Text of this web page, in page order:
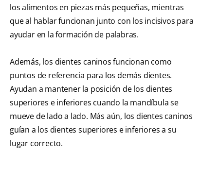
los alimentos en piezas más pequeñas, mientras
que al hablar funcionan junto con los incisivos para
ayudar en la formación de palabras.
Además, los dientes caninos funcionan como
puntos de referencia para los demás dientes.
Ayudan a mantener la posición de los dientes
superiores e inferiores cuando la mandíbula se
mueve de lado a lado. Más aún, los dientes caninos
guían a los dientes superiores e inferiores a su
lugar correcto.